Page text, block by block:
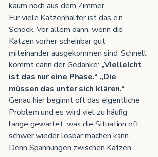
kaum noch aus dem Zimmer.
Für viele Katzenhalter ist das ein
Schock. Vor allem dann, wenn die
Katzen vorher scheinbar gut
miteinander ausgekommen sind. Schnell
kommt dann der Gedanke: „Vielleicht
ist das nur eine Phase.“ „Die
müssen das unter sich klären.“
Genau hier beginnt oft das eigentliche
Problem und es wird viel zu häufig
lange gewartet, was die Situation oft
schwer wieder lösbar machen kann.
Denn Spannungen zwischen Katzen